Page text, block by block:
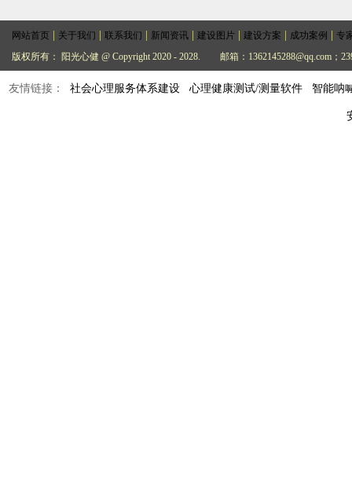
网站首页 关于我们 联系我们 新闻资讯 建设图片 建设方案 成功案例
专
版权所有： 阳光心健 @ Copyright 2020 - 2028.
邮箱：1362145288@qq.com；
友情链接： 社会心理服务体系建设 心理健康测试/测量软件 智能呐